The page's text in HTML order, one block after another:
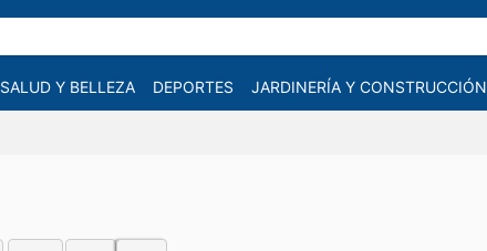
SALUD Y BELLEZA DEPORTES JARDINERÍA Y CONSTRUCCIÓN